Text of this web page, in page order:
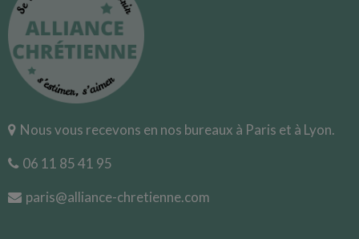
Nous vous recevons en nos bureaux à Paris et à Lyon.
06 11 85 41 95
paris@alliance-chretienne.com